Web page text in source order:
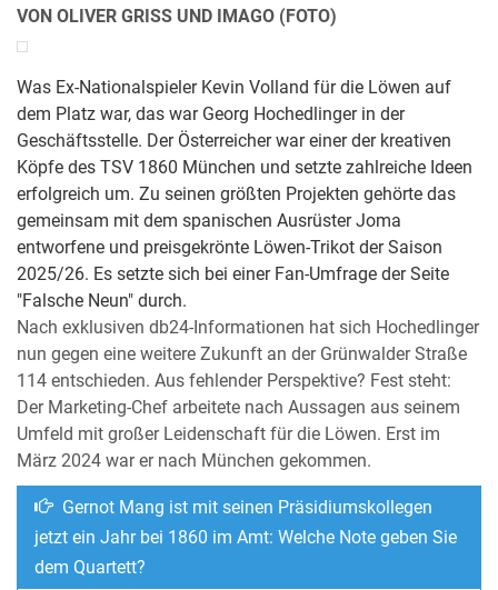
VON OLIVER GRISS UND IMAGO (FOTO)
Was Ex-Nationalspieler Kevin Volland für die Löwen auf
dem Platz war, das war Georg Hochedlinger in der
Geschäftsstelle. Der Österreicher war einer der kreativen
Köpfe des TSV 1860 München und setzte zahlreiche Ideen
erfolgreich um. Zu seinen größten Projekten gehörte das
gemeinsam mit dem spanischen Ausrüster Joma
entworfene und preisgekrönte Löwen-Trikot der Saison
2025/26. Es setzte sich bei einer Fan-Umfrage der Seite
"Falsche Neun" durch.
Nach exklusiven db24-Informationen hat sich Hochedlinger
nun gegen eine weitere Zukunft an der Grünwalder Straße
114 entschieden. Aus fehlender Perspektive? Fest steht:
Der Marketing-Chef arbeitete nach Aussagen aus seinem
Umfeld mit großer Leidenschaft für die Löwen. Erst im
März 2024 war er nach München gekommen.
Gernot Mang ist mit seinen Präsidiumskollegen
jetzt ein Jahr bei 1860 im Amt: Welche Note geben Sie
dem Quartett?